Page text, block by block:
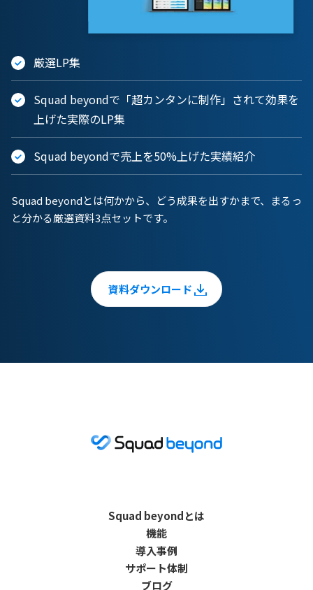
厳選LP集
Squad beyondで「超カンタンに制作」されて効果を
上げた実際のLP集
Squad beyondで売上を50%上げた実績紹介
Squad beyondとは何かから、どう成果を出すかまで、まるっ
と分かる厳選資料3点セットです。
資料ダウンロード
Squad beyondとは
機能
導入事例
サポート体制
ブログ